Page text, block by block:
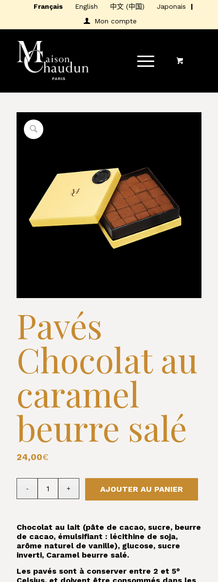
Français English 中文 (中国)
Japonais
Mon compte
Pavés
Chocolat au
caramel
beurre salé
24,00€
AJOUTER AU PANIER
Chocolat au lait (pâte de cacao, sucre, beurre
de cacao, émulsifiant : lécithine de soja,
arôme naturel de vanille), glucose, sucre
inverti, Caramel beurre salé.
Les pavés sont à conserver entre 2 et 5°